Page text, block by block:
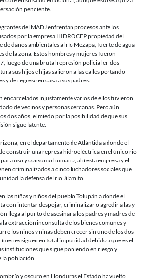
pendiente.
del MADJ enfrentan procesos ante los
por la empresa HIDROCEP propiedad del
de daños ambientales al río Mezapa, fuente de agua
de la zona. Estos hombres y mujeres fueron
luego de una brutal represión policial en dos
sus hijos e hijas salieron a las calles portando
de regreso en casa a sus padres.
encarcelados injustamente varios de ellos tuvieron
de vecinos y personas cercanas. Pero aún
dos años, el miedo por la posibilidad de que sus
sigue latente.
en el departamento de Atlántida a donde el
construir una represa hidroeléctrica en el único rio
uso y consumo humano, ahí esta empresa y el
criminalizados a cinco luchadores sociales que
la defensa del rio Jilamito.
las niñas y niños del pueblo Tolupán a donde el
con intentar despojar, criminalizar o agredir a las y
llega al punto de asesinar a los padres y madres de
la extracción inconsulta de los bienes comunes y
los niños y niñas deben crecer sin uno de los dos
siguen en total impunidad debido a que es el
instituciones que sigue poniendo en riesgo y
población.
y oscuro en Honduras el Estado ha vuelto